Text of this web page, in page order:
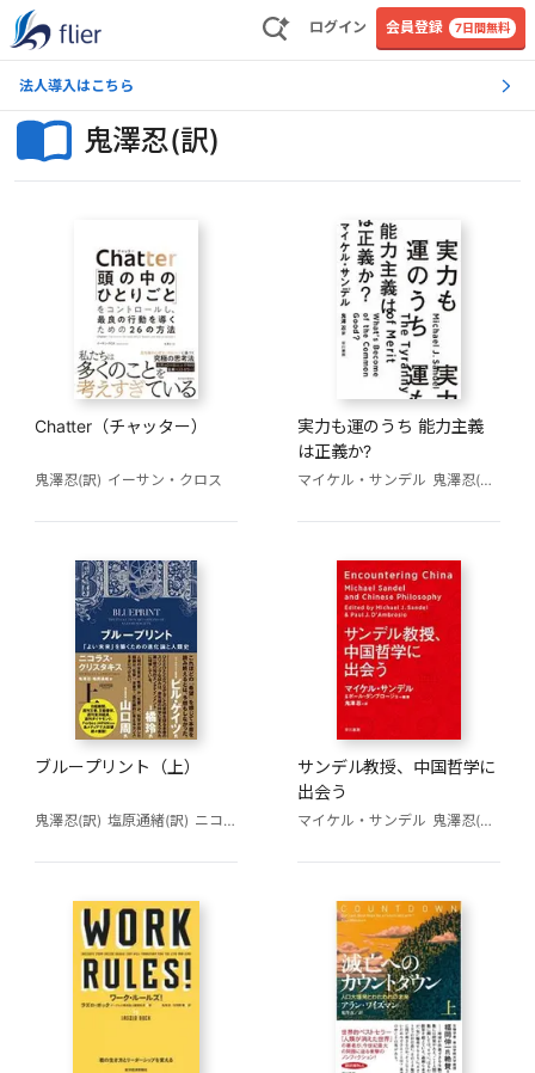
ログイン 会員登録 7日間無料
法人導入はこちら
鬼澤忍(訳)
Chatter（チャッター）
鬼澤忍(訳) イーサン・クロス
実力も運のうち 能力主義
は正義か?
マイケル・サンデル 鬼澤忍(訳)
ブループリント（上）
鬼澤忍(訳) 塩原通緒(訳) ニコラス・クリスタキス
サンデル教授、中国哲学に
出会う
マイケル・サンデル 鬼澤忍(訳)